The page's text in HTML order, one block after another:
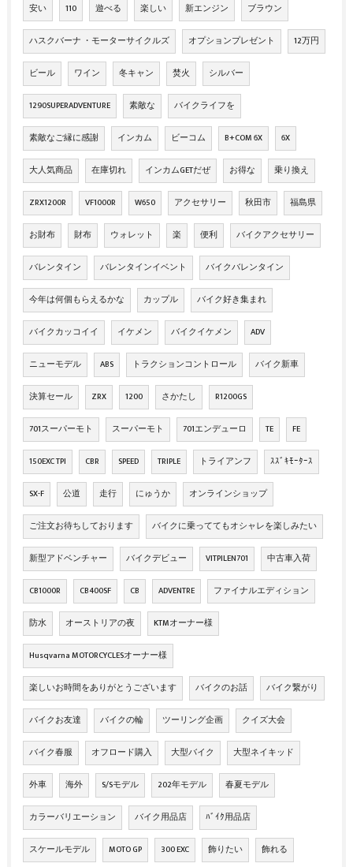
安い 110 遊べる 楽しい 新エンジン ブラウン
ハスクバーナ ・モーターサイクルズ オプションプレゼント 12万円
ビール ワイン 冬キャン 焚火 シルバー
1290SUPERADVENTURE 素敵な バイクライフを
素敵なご縁に感謝 インカム ビーコム B+COM 6X 6X
大人気商品 在庫切れ インカムGETだぜ お得な 乗り換え
ZRX1200R VF1000R W650 アクセサリー 秋田市 福島県
お財布 財布 ウォレット 楽 便利 バイクアクセサリー
バレンタイン バレンタインイベント バイクバレンタイン
今年は何個もらえるかな カップル バイク好き集まれ
バイクカッコイイ イケメン バイクイケメン ADV
ニューモデル ABS トラクションコントロール バイク新車
決算セール ZRX 1200 さかたし R1200GS
701スーパーモト スーパーモト 701エンデューロ TE FE
150EXC TPI CBR SPEED TRIPLE トライアンフ ｽｽﾞｷﾓｰﾀｰｽ
SX-F 公道 走行 にゅうか オンラインショップ
ご注文お待ちしております バイクに乗っててもオシャレを楽しみたい
新型アドベンチャー バイクデビュー VITPILEN701 中古車入荷
CB1000R CB400SF CB ADVENTRE ファイナルエディション
防水 オーストリアの夜 KTMオーナー様
Husqvarna MOTORCYCLESオーナー様
楽しいお時間をありがとうございます バイクのお話 バイク繋がり
バイクお友達 バイクの輪 ツーリング企画 クイズ大会
バイク春服 オフロード購入 大型バイク 大型ネイキッド
外車 海外 S/Sモデル 202年モデル 春夏モデル
カラーバリエーション バイク用品店 ﾊﾞｲｸ用品店
スケールモデル MOTO GP 300 EXC 飾りたい 飾れる